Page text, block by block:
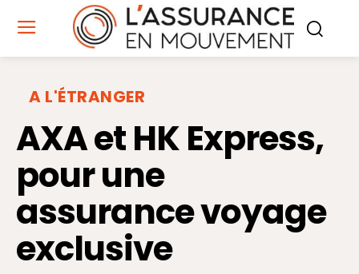
A L'ÉTRANGER
AXA et HK Express,
pour une
assurance voyage
exclusive